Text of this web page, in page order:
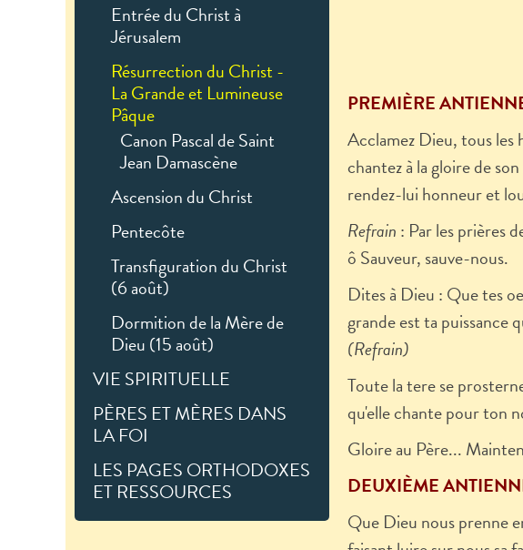
Entrée du Christ à
Jérusalem
Résurrection du Christ -
La Grande et Lumineuse
Pâque
Canon Pascal de Saint
Jean Damascène
Ascension du Christ
Pentecôte
Transfiguration du Christ
(6 août)
Dormition de la Mère de
Dieu (15 août)
VIE SPIRITUELLE
PÈRES ET MÈRES DANS
LA FOI
LES PAGES ORTHODOXES
ET RESSOURCES
PREMIÈRE
Acclamez Dieu, tous les
chantez à la gloire de
rendez-lui honneur et
Refrain : Par les prières
ô Sauveur, sauve-nous.
Dites à Dieu : Que tes
grande est ta puissance
(Refrain)
Toute la tere se
qu'elle chante pour ton
Gloire au Père...
DEUXIÈME
Que Dieu nous prenne